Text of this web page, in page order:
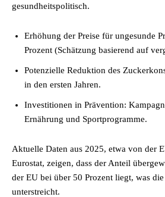
gesundheitspolitisch.
Erhöhung der Preise für ungesunde
Prozent (Schätzung basierend auf
Potenzielle Reduktion des
in den ersten Jahren.
Investitionen in Prävention:
Ernährung und Sportprogramme.
Aktuelle Daten aus 2025, etwa von der
Eurostat, zeigen, dass der Anteil
der EU bei über 50 Prozent liegt, was
unterstreicht.